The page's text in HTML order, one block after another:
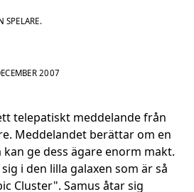
SPELARE.
2007
telepatiskt meddelande från
Meddelandet berättar om en
ge dess ägare enorm makt.
i den lilla galaxen som är så
Cluster". Samus åtar sig